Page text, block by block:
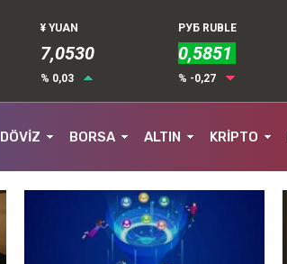
¥ YUAN
7,0530
% 0,03
РУБ RUBLE
0,5851
% -0,27
DÖVİZ BORSA ALTIN KRİPTO